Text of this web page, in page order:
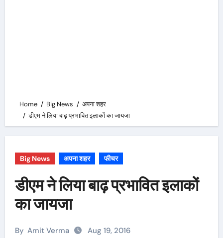
Home Big News
अपना शहर
डीएम ने लिया बाढ़ प्रभावित इलाकों का जायजा
Big News अपना शहर फीचर
डीएम ने लिया बाढ़ प्रभावित इलाकों
का जायजा
By Amit Verma Aug 19, 2016